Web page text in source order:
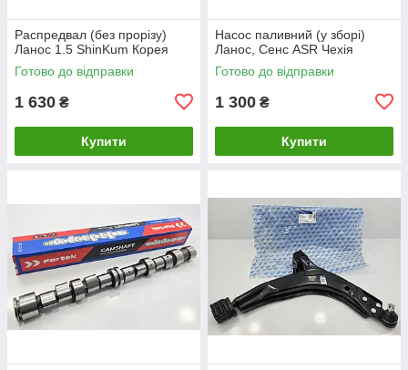
Распредвал (без прорізу)
Ланос 1.5 ShinKum Корея
Готово до відправки
1 630 ₴
Купити
Насос паливний (у зборі)
Ланос, Сенс ASR Чехія
Готово до відправки
1 300 ₴
Купити